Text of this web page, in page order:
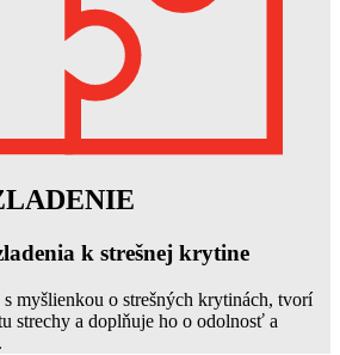
k strešnej krytine
myšlienkou o strešných krytinách, tvorí
strechy a doplňuje ho o odolnosť a